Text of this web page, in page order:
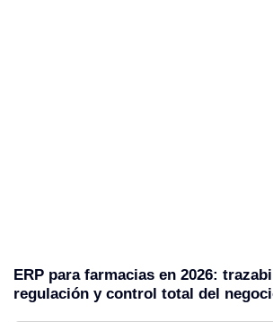
ERP para farmacias en 2026:
regulación y control total del